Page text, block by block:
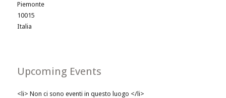
Piemonte
10015
Italia
Upcoming Events
<li> Non ci sono eventi in questo luogo </li>